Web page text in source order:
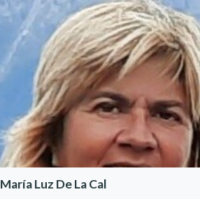
María Luz De La Cal